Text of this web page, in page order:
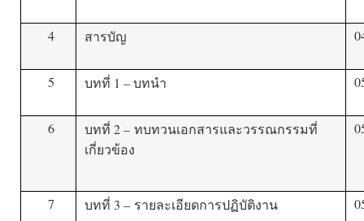
4 สารบัญ
5 บทที่ 1 – บทนำ
6
บทที่ 2 – ทบทวนเอกสารและวรรณกรรมที่
เกี่ยวข้อง
7 บทที่ 3 – รายละเอียดการปฏิบัติงาน